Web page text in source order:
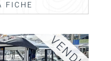
FICHE